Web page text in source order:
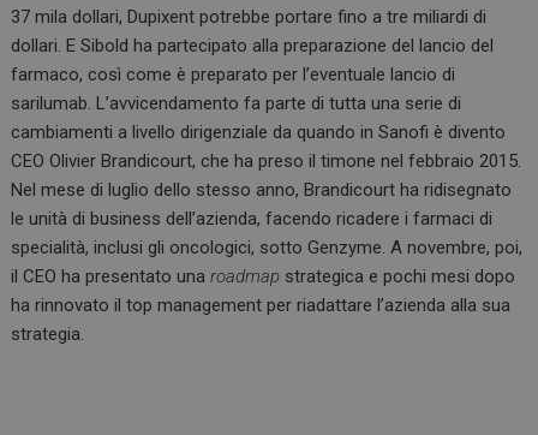
37 mila dollari, Dupixent potrebbe portare fino a tre miliardi di
dollari. E Sibold ha partecipato alla preparazione del lancio del
farmaco, così come è preparato per l’eventuale lancio di
sarilumab. L’avvicendamento fa parte di tutta una serie di
cambiamenti a livello dirigenziale da quando in Sanofi è divento
CEO Olivier Brandicourt, che ha preso il timone nel febbraio 2015.
Nel mese di luglio dello stesso anno, Brandicourt ha ridisegnato
le unità di business dell’azienda, facendo ricadere i farmaci di
specialità, inclusi gli oncologici, sotto Genzyme. A novembre, poi,
il CEO ha presentato unaroadmap strategica e pochi mesi dopo
ha rinnovato il top management per riadattare l’azienda alla sua
strategia.